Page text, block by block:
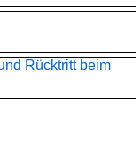
Rücktritt beim